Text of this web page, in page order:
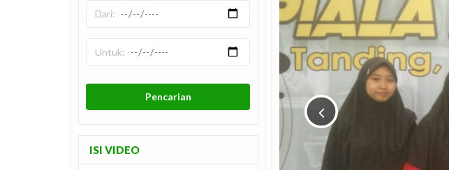
ISI VIDEO